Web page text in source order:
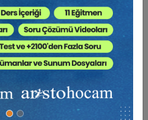
- V. İş Hukuku Kongresi -